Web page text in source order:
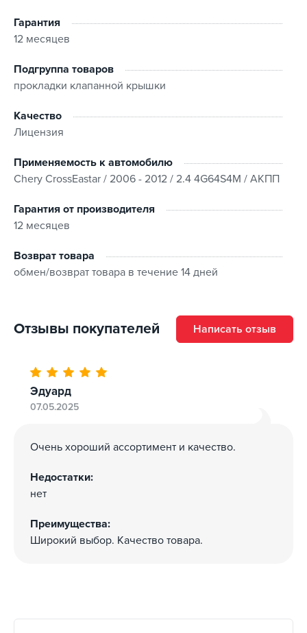
Гарантия
12 месяцев
Подгруппа товаров
прокладки клапанной крышки
Качество
Лицензия
Применяемость к автомобилю
Chery CrossEastar / 2006 - 2012 / 2.4 4G64S4M / АКПП
Гарантия от производителя
12 месяцев
Возврат товара
обмен/возврат товара в течение 14 дней
Отзывы покупателей Написать отзыв
Эдуард
07.05.2025
Очень хороший ассортимент и качество.
Недостатки:
нет
Преимущества:
Широкий выбор. Качество товара.